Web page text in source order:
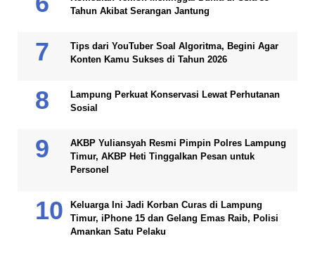
Tahun Akibat Serangan Jantung
Tips dari YouTuber Soal Algoritma, Begini Agar
Konten Kamu Sukses di Tahun 2026
Lampung Perkuat Konservasi Lewat Perhutanan
Sosial
AKBP Yuliansyah Resmi Pimpin Polres Lampung
Timur, AKBP Heti Tinggalkan Pesan untuk
Personel
Keluarga Ini Jadi Korban Curas di Lampung
Timur, iPhone 15 dan Gelang Emas Raib, Polisi
Amankan Satu Pelaku